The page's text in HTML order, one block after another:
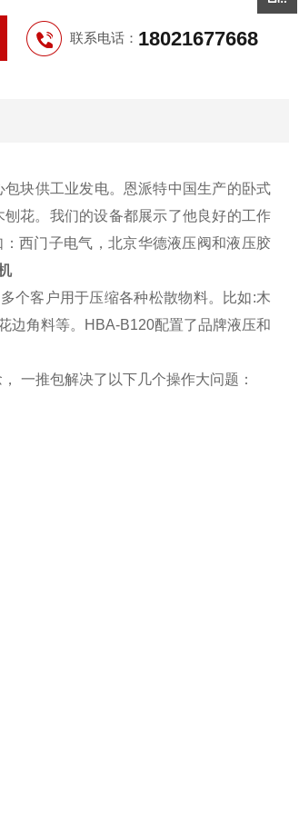
联系电话： 18021677668
块供工业发电。恩派特中国生产的卧式
花。我们的设备都展示了他良好的工作
西门子电气，北京华德液压阀和液压胶
个客户用于压缩各种松散物料。比如:木
边角料等。HBA-B120配置了品牌液压和
一推包解决了以下几个操作大问题：